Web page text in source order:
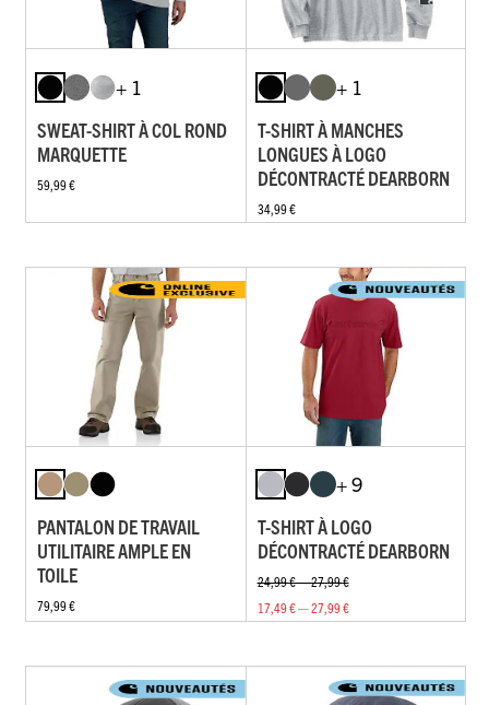
+ 1
SWEAT-SHIRT À COL ROND
MARQUETTE
59,99 €
+ 1
T-SHIRT À MANCHES
LONGUES À LOGO
DÉCONTRACTÉ DEARBORN
34,99 €
PANTALON DE TRAVAIL
UTILITAIRE AMPLE EN
TOILE
79,99 €
+ 9
T-SHIRT À LOGO
DÉCONTRACTÉ DEARBORN
24,99 € — 27,99 €
17,49 € — 27,99 €